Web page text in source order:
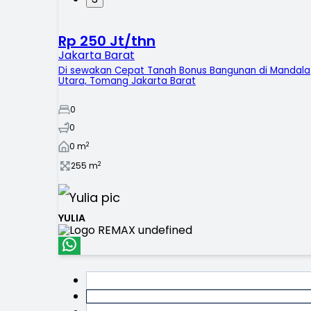
Rp 250 Jt/thn
Jakarta Barat
Di sewakan Cepat Tanah Bonus Bangunan di Mandala
Utara, Tomang Jakarta Barat
0
0
0 m2
255 m2
YULIA